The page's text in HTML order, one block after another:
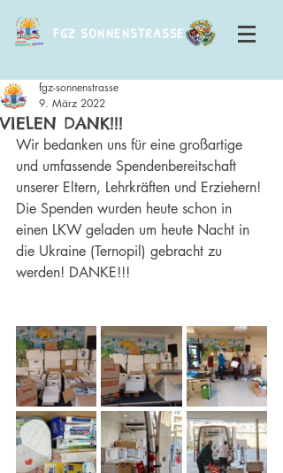
FGZ SONNENSTRASSE
VIELEN DANK!!!
fgz-sonnenstrasse
9. März 2022
Wir bedanken uns für eine großartige
und umfassende Spendenbereitschaft
unserer Eltern, Lehrkräften und Erziehern!
Die Spenden wurden heute schon in
einen LKW geladen um heute Nacht in
die Ukraine (Ternopil) gebracht zu
werden! DANKE!!!